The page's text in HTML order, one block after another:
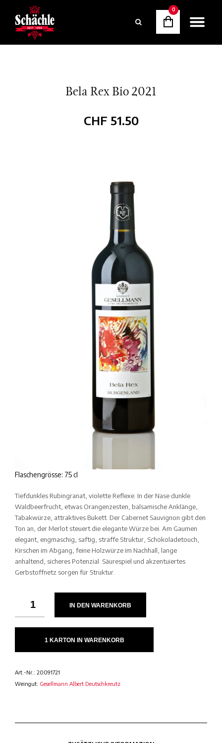
0
Bela Rex Bio 2021
CHF 51.50
Flaschengrösse: 75 cl
Tiefdunkles Rubingranat, violette Reflexe. In der Nase dunkle
Waldbeerfrucht, etwas Orangenzesten, balsamische Anklänge,
Tabakwürze, attraktives Bukett. Der Cabernet Sauvignon gibt den
Ton an, der Merlot steuert die elegante Würze bei. Am Gaumen
elegant, engmaschig, saftig, straffe Struktur, Schokoladetouch,
Kirschen im Abgang, feine Holzwürze im Nachhall, lange
anhaltend, sicheres Potenzial. Säurespiel und akzentuiertes
Gerbstoffnetz sorgen für Struktur.
IN DEN WARENKORB
1 KARTON IN WARENKORB
Art.-Nr.: 20091721
Weingut: Gesellmann Albert Deutschkreutz